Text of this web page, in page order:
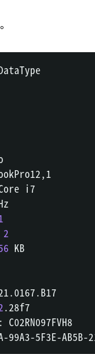
i7
2
KB
.28f7
: C02RN097FVH8